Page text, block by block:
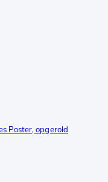
Poster, opgerold